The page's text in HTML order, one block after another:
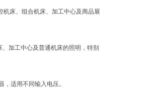
床、组合机床、加工中心及商品展
加工中心及普通机床的照明，特别
适用不同输入电压。